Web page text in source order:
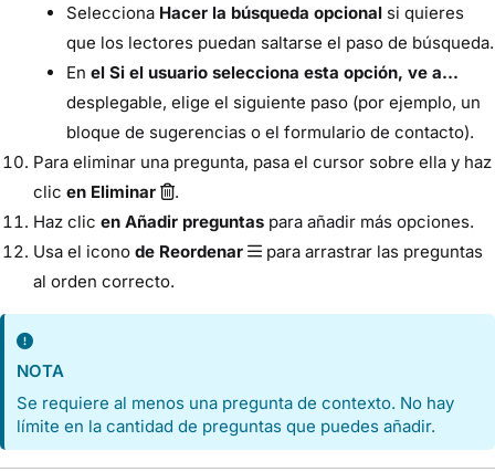
Selecciona Hacer la búsqueda opcional si quieres
que los lectores puedan saltarse el paso de búsqueda.
En el Si el usuario selecciona esta opción, ve a...
desplegable, elige el siguiente paso (por ejemplo, un
bloque de sugerencias o el formulario de contacto).
Para eliminar una pregunta, pasa el cursor sobre ella y haz
clic en Eliminar
.
Haz clic en Añadir preguntas para añadir más opciones.
Usa el icono de Reordenar
para arrastrar las preguntas
al orden correcto.
NOTA
Se requiere al menos una pregunta de contexto. No hay
límite en la cantidad de preguntas que puedes añadir.